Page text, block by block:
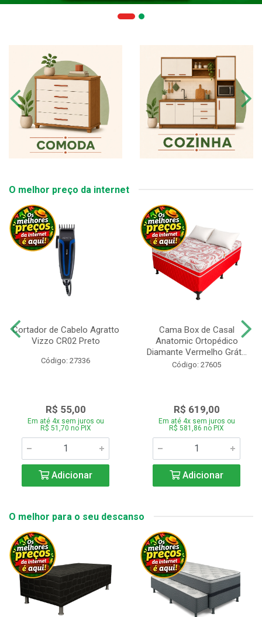
O melhor preço da internet
Cortador de Cabelo Agratto
Vizzo CR02 Preto
Código: 27336
R$ 55,00
Em até 4x sem juros ou
R$ 51,70 no PIX
Adicionar
Cama Box de Casal
Anatomic Ortopédico
Diamante Vermelho Grát...
Código: 27605
R$ 619,00
Em até 4x sem juros ou
R$ 581,86 no PIX
Adicionar
O melhor para o seu descanso